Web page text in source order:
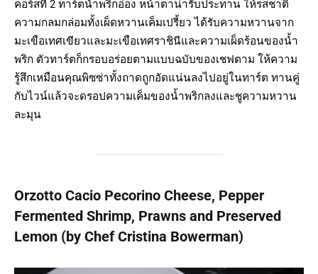
คอร์สที่ 2 ทาร์ตน้ำพริกอ่อง หน้าตาน่ารับประทาน ให้รสชาติ
ความกลมกล่อมทั้งเผ็ดหวานเค็มเปรี้ยว ได้รับความหวานจาก
มะเขือเทศเขียวและมะเขือเทศราชินีและความเผ็ดร้อนของน้ำ
พริก ตัวทาร์ตก็กรอบอร่อยตามแบบฉบับของเชฟตาม ให้ความ
รู้สึกเหมือนคุณพิซซ่าทั้งถาดถูกอัดแน่นลงไปอยู่ในทาร์ต ทานคู่
กับไวน์แล้วจะดรอปความเค็มของน้ำพริกลงและชูความหวาน
ละมุน
Orzotto Cacio Pecorino Cheese, Pepper
Fermented Shrimp, Prawns and Preserved
Lemon (by Chef Cristina Bowerman)